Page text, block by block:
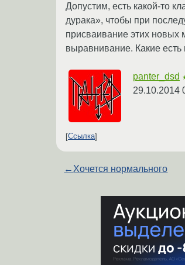
Допустим, есть какой-то
дурака», чтобы при
присваивание этих новых
выравнивание. Какие
panter_dsd
29.10.2014
Ссылка
← Хочется нормального